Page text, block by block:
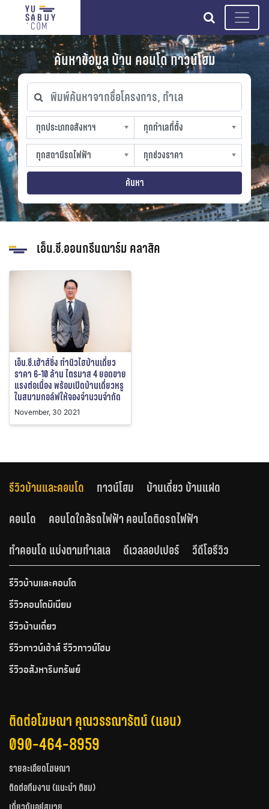
search
ค้นหาข้อมูล บ้าน คอนโด ทาวน์โฮม
พิมพ์ค้นหาจากชื่อโครงการ, ทำเล
ทุกประเภทอสังหาฯ
ทุกประเภทอสังหาฯ
sproperty
ทุกทำเลที่ตั้ง
ทุกทำเลที่ตั้ง
slocation
ทุกสถานีรถไฟฟ้า
ทุกสถานีรถไฟฟ้า
strain-station
ทุกช่วงราคา
ทุกช่วงราคา
sprice
ค้นหา
เอ็น.ซี.ออนกรีนฌาร์ม คลาสิค
เอ็น.ซี.เฮ้าส์ซิ่ง ทำนิวไฮบ้านเดี่ยว
ราคา 6-10 ล้าน ไตรมาส 4 ยอดขาย
แรงต่อเนื่อง พร้อมเปิดบ้านเดี่ยวหรู
ในสนามกอล์ฟให้จองจำนวนจำกัด
November, 30 2021
รีวิวบ้านและคอนโด ทาวน์โฮม
บ้านเดี่ยว บ้านแฝด
คอนโด
คอนโดใกล้รถไฟฟ้า คอนโดติดรถไฟฟ้า
ทำคอนโด แบ่งตามทำเลเล
ดีเวลลอปเปอร์ วีดีโอรีวิว
รีวิวบ้านและคอนโด
รีวิวคอนโดมิเนียม
รีวิวบ้านเดี่ยว
รีวิวทาวน์เฮ้าส์ รีวิวทาวน์โฮม
รีวิวอสังหาริมทรัพย์
ติดต่อโฆษณา คุณวรรณารัตน์ (แอน)
090-464-8959
รายละเอียดโฆษณา
ติดต่อทีมงาน (แนะนำ ติชม)